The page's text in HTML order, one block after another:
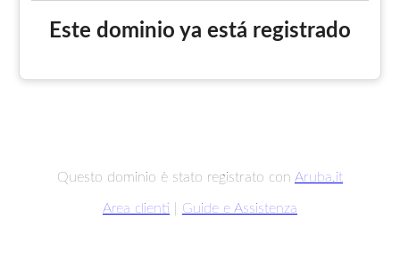
Este dominio ya está registrado
Questo dominio è stato registrato con Aruba.it
Area clienti Guide e Assistenza